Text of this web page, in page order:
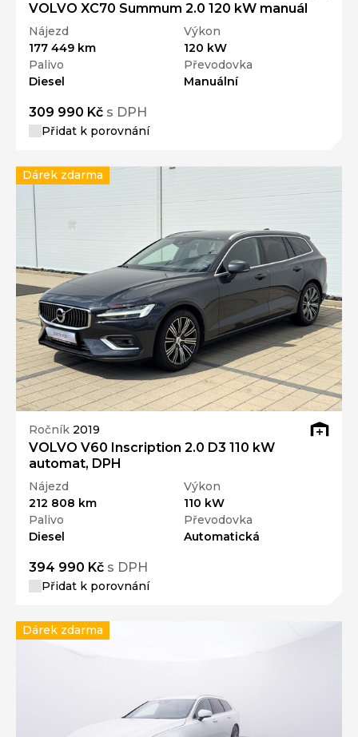
VOLVO XC70 Summum 2.0 120 kW manuál
Nájezd
177 449 km
Výkon
120 kW
Palivo
Diesel
Převodovka
Manuální
309 990 Kč s DPH
Přidat k porovnání
Ročník 2019
VOLVO V60 Inscription 2.0 D3 110 kW
automat, DPH
Nájezd
212 808 km
Výkon
110 kW
Palivo
Diesel
Převodovka
Automatická
394 990 Kč s DPH
Přidat k porovnání
Dárek zdarma
Dárek zdarma